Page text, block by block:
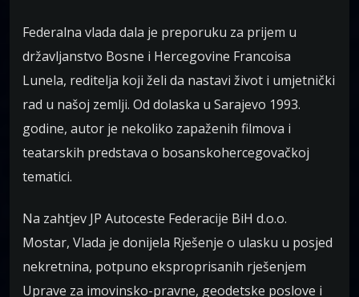
Federalna vlada dala je preporuku za prijem u
državljanstvo Bosne i Hercegovine Francoisa
Lunela, reditelja koji želi da nastavi život i umjetnički
rad u našoj zemlji. Od dolaska u Sarajevo 1993.
godine, autor je nekoliko zapaženih filmova i
teatarskih predstava o bosanskohercegovačkoj
tematici.
Na zahtjev JP Autoceste Federacije BiH d.o.o.
Mostar, Vlada je donijela Rješenje o ulasku u posjed
nekretnina, potpuno eksproprisanih rješenjem
Uprave za imovinsko-pravne, geodetske poslove i